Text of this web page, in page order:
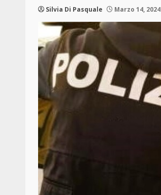
Silvia Di Pasquale Marzo 14, 2024